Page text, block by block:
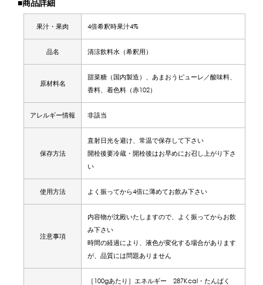
■商品詳細
果汁・果肉 4倍希釈時果汁4%
品名 清涼飲料水（希釈用）
原材料名
甜菜糖（国内製造）、あまおうピューレ／酸味料、
香料、着色料（赤102）
アレルギー情報 非該当
保存方法
直射日光を避け、常温で保存して下さい
開栓後要冷蔵・開栓後はお早めにお召し上がり下さ
い
使用方法 よく振ってから4倍に薄めてお飲み下さい
注意事項
内容物が沈殿いたしますので、よく振ってからお飲
み下さい
時間の経過により、液色が変化する場合があります
が、品質には問題ありません
［100gあたり］エネルギー 287Kcal・たんぱく